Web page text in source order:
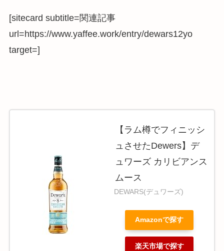
[sitecard subtitle=関連記事
url=https://www.yaffee.work/entry/dewars12yo
target=]
【ラム樽でフィニッシ
ュさせたDewers】デ
ュワーズ カリビアンス
ムース
DEWARS(デュワーズ)
Amazonで探す
楽天市場で探す